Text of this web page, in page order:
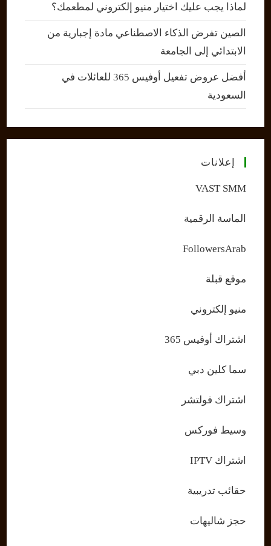
لماذا يجب عليك اختيار منيو إلكتروني لمطعمك؟
الصين تفرض الذكاء الاصطناعي مادة إجبارية من
الابتدائي إلى الجامعة
أفضل عروض تفعيل أوفيس 365 للعائلات في
السعودية
إعلانات
VAST SMM
الماسة الرقمية
FollowersArab
موقع قبلة
منيو إلكتروني
اشتراك أوفيس 365
سما كلين دبي
اشتراك فولتشر
وسيط فوركس
اشتراك IPTV
حقائب تدريبية
حجز شاليهات